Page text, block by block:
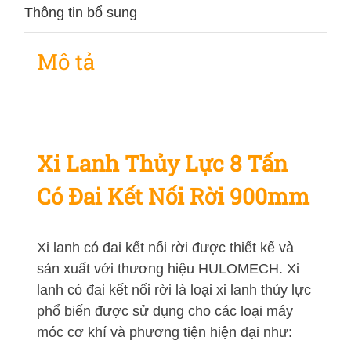
900mm
lượng
Thông tin bổ sung
Mô tả
Xi Lanh Thủy Lực 8 Tấn
Có Đai Kết Nối Rời 900mm
Xi lanh có đai kết nối rời được thiết kế và
sản xuất với thương hiệu HULOMECH. Xi
lanh có đai kết nối rời là loại xi lanh thủy lực
phổ biến được sử dụng cho các loại máy
móc cơ khí và phương tiện hiện đại như: